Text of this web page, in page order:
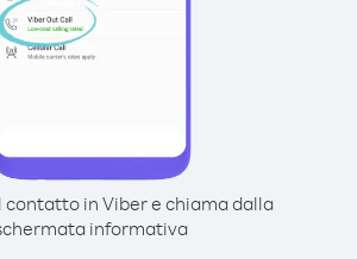
contatto in Viber e chiama dalla
informativa